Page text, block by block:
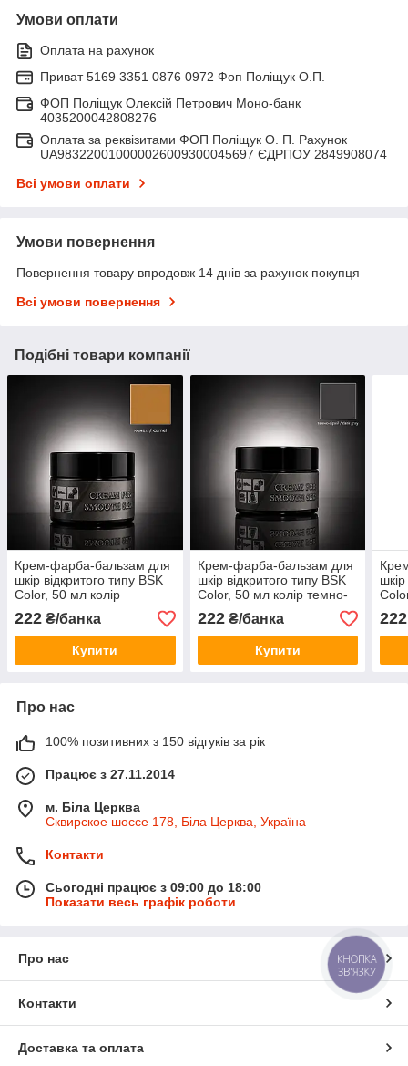
Умови оплати
Оплата на рахунок
Приват 5169 3351 0876 0972 Фоп Поліщук О.П.
ФОП Поліщук Олексій Петрович Моно-банк
4035200042808276
Оплата за реквізитами ФОП Поліщук О. П. Рахунок
UA983220010000026009300045697 ЄДРПОУ 2849908074
Всі умови оплати
Умови повернення
Повернення товару впродовж 14 днів за рахунок покупця
Всі умови повернення
Подібні товари компанії
Крем-фарба-бальзам для
шкір відкритого типу BSK
Color, 50 мл колір
верблюд
222 ₴/банка
Купити
Крем-фарба-бальзам для
шкір відкритого типу BSK
Color, 50 мл колір темно-
сірий
222₴/банка
Купити
222
Про нас
100% позитивних з 150 відгуків за рік
Працює з 27.11.2014
м. Біла Церква
Сквирское шоссе 178, Біла Церква, Україна
Контакти
Сьогодні працює з 09:00 до 18:00
Показати весь графік роботи
Про нас
Контакти
Доставка та оплата
КНОПКА
ЗВ'ЯЗКУ